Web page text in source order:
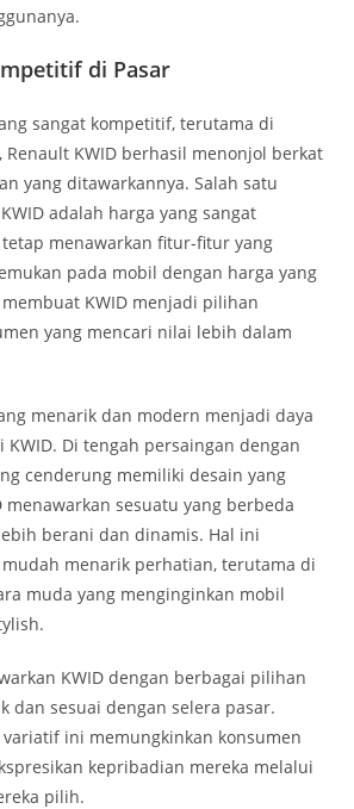
di Pasar
sangat kompetitif, terutama di
Renault KWID berhasil menonjol berkat
yang ditawarkannya. Salah satu
adalah harga yang sangat
menawarkan fitur-fitur yang
pada mobil dengan harga yang
KWID menjadi pilihan
yang mencari nilai lebih dalam
menarik dan modern menjadi daya
Di tengah persaingan dengan
cenderung memiliki desain yang
menawarkan sesuatu yang berbeda
berani dan dinamis. Hal ini
menarik perhatian, terutama di
muda yang menginginkan mobil
KWID dengan berbagai pilihan
dan sesuai dengan selera pasar.
ini memungkinkan konsumen
kepribadian mereka melalui
pilih.